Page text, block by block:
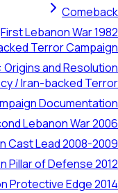
Comeback
First Lebanon War 1982
Terror Campaign
Origins and Resolution
/ Iran-backed Terror
Documentation
Lebanon War 2006
Cast Lead 2008-2009
Pillar of Defense 2012
Protective Edge 2014